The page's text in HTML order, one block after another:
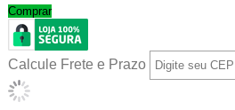
Comprar
Calcule Frete e Prazo